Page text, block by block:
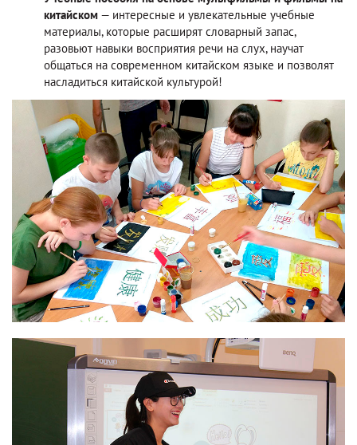
китайском — интересные и увлекательные учебные
материалы, которые расширят словарный запас,
разовьют навыки восприятия речи на слух, научат
общаться на современном китайском языке и позволят
насладиться китайской культурой!